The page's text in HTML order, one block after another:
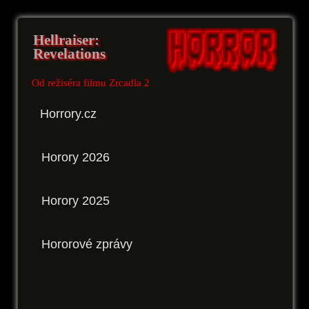
Hellraiser:
Revelations
Od režiséra filmu Zrcadla 2
Horrory.cz
Horory 2026
Horory 2025
Hororové zprávy